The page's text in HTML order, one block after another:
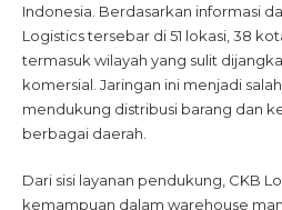
Indonesia. Berdasarkan informasi
Logistics tersebar di 51 lokasi, 38
termasuk wilayah yang sulit
komersial. Jaringan ini menjadi
mendukung distribusi barang dan
berbagai daerah.
Dari sisi layanan pendukung, CKB
kemampuan dalam warehouse